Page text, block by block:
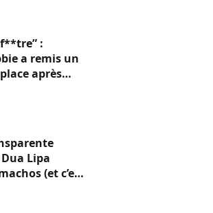
:
a remis un
après
de
Lipa
(et c’est